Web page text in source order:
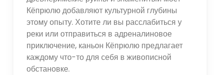
Кёпрюлю добавляют культурной глубины
этому опыту. Хотите ли вы расслабиться у
реки или отправиться в адреналиновое
приключение, каньон Кёпрюлю предлагает
каждому что-то для себя в живописной
обстановке.